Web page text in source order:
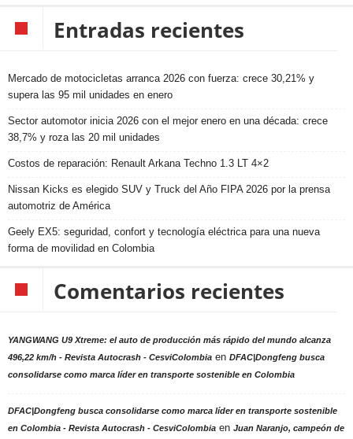
Entradas recientes
Mercado de motocicletas arranca 2026 con fuerza: crece 30,21% y
supera las 95 mil unidades en enero
Sector automotor inicia 2026 con el mejor enero en una década: crece
38,7% y roza las 20 mil unidades
Costos de reparación: Renault Arkana Techno 1.3 LT 4×2
Nissan Kicks es elegido SUV y Truck del Año FIPA 2026 por la prensa
automotriz de América
Geely EX5: seguridad, confort y tecnología eléctrica para una nueva
forma de movilidad en Colombia
Comentarios recientes
YANGWANG U9 Xtreme: el auto de producción más rápido del mundo alcanza
496,22 km/h - Revista Autocrash - CesviColombia en DFAC|Dongfeng busca
consolidarse como marca líder en transporte sostenible en Colombia
DFAC|Dongfeng busca consolidarse como marca líder en transporte sostenible
en Colombia - Revista Autocrash - CesviColombia en Juan Naranjo, campeón de